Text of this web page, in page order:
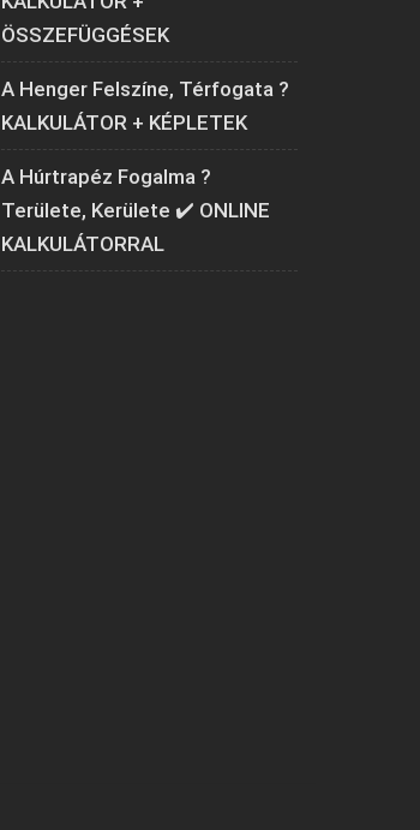
ÖSSZEFÜGGÉSEK
A Henger Felszíne, Térfogata ?
KALKULÁTOR + KÉPLETEK
A Húrtrapéz Fogalma ?
Területe, Kerülete ✔️ ONLINE
KALKULÁTORRAL